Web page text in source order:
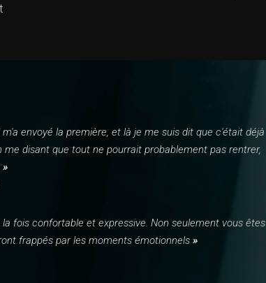
envoyé la première, et là je me suis dit que c'était déjà
disant que tout ne pourrait probablement pas rentrer,
»
fois confortable et expressive. Non seulement vous êtes
frappés par les moments émotionnels »